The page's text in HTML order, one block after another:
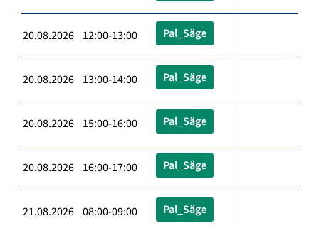
20.08.2026 12:00-13:00 Pal_Säge
20.08.2026 13:00-14:00 Pal_Säge
20.08.2026 15:00-16:00 Pal_Säge
20.08.2026 16:00-17:00 Pal_Säge
21.08.2026 08:00-09:00 Pal_Säge